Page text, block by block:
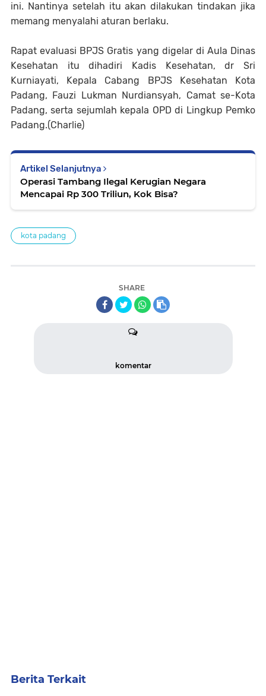
ini. Nantinya setelah itu akan dilakukan tindakan jika
memang menyalahi aturan berlaku.
Rapat evaluasi BPJS Gratis yang digelar di Aula Dinas
Kesehatan itu dihadiri Kadis Kesehatan, dr Sri
Kurniayati, Kepala Cabang BPJS Kesehatan Kota
Padang, Fauzi Lukman Nurdiansyah, Camat se-Kota
Padang, serta sejumlah kepala OPD di Lingkup Pemko
Padang.(Charlie)
Artikel Selanjutnya
Operasi Tambang Ilegal Kerugian Negara
Mencapai Rp 300 Triliun, Kok Bisa?
kota padang
SHARE
komentar
Berita Terkait